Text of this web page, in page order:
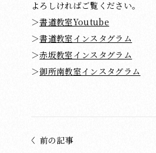
よろしければご覧ください。
＞書道教室Youtube
＞書道教室インスタグラム
＞赤坂教室インスタグラム
＞御所南教室インスタグラム
前の記事